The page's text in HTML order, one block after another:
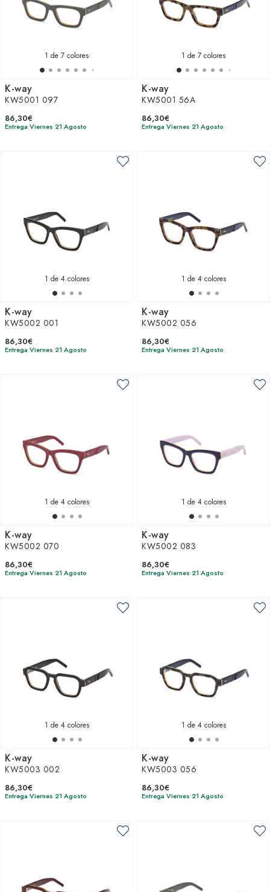
1 de 7 colores
K-way
KW5001 097
86,30€
Entrega Viernes 21 Agosto
1 de 7 colores
K-way
KW5001 56A
86,30€
Entrega Viernes 21 Agosto
1 de 4 colores
K-way
KW5002 001
86,30€
Entrega Viernes 21 Agosto
1 de 4 colores
K-way
KW5002 056
86,30€
Entrega Viernes 21 Agosto
1 de 4 colores
K-way
KW5002 070
86,30€
Entrega Viernes 21 Agosto
1 de 4 colores
K-way
KW5002 083
86,30€
Entrega Viernes 21 Agosto
1 de 4 colores
K-way
KW5003 002
86,30€
Entrega Viernes 21 Agosto
1 de 4 colores
K-way
KW5003 056
86,30€
Entrega Viernes 21 Agosto